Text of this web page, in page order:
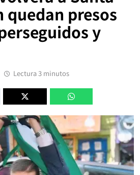
quedan presos
y
Lectura 3 minutos